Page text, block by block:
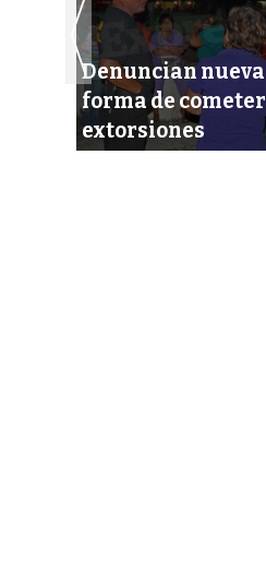
Denuncian nueva
forma de cometer
extorsiones